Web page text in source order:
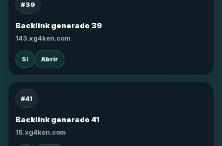
#39
Backlink generado 39
143.xg4ken.com
SI Abrir
#41
Backlink generado 41
15.xg4ken.com